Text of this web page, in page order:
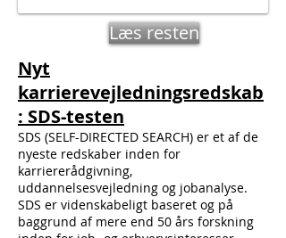
Læs resten
Nyt
karrierevejledningsredskab
: SDS-testen
SDS (SELF-DIRECTED SEARCH) er et af de
nyeste redskaber inden for
karriererådgivning,
uddannelsesvejledning og jobanalyse.
SDS er videnskabeligt baseret og på
baggrund af mere end 50 års forskning